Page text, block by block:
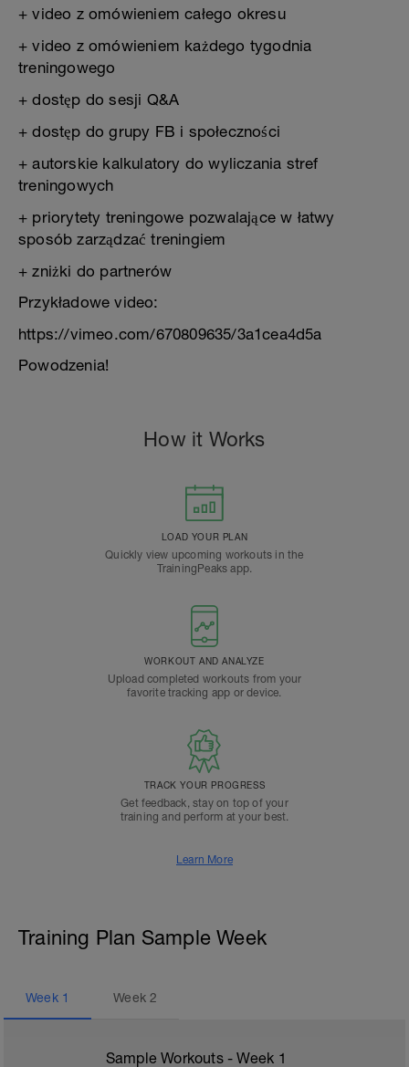
+ video z omówieniem całego okresu
+ video z omówieniem każdego tygodnia
treningowego
+ dostęp do sesji Q&A
+ dostęp do grupy FB i społeczności
+ autorskie kalkulatory do wyliczania stref
treningowych
+ priorytety treningowe pozwalające w łatwy
sposób zarządzać treningiem
+ zniżki do partnerów
Przykładowe video:
https://vimeo.com/670809635/3a1cea4d5a
Powodzenia!
How it Works
LOAD YOUR PLAN
Quickly view upcoming workouts in the
TrainingPeaks app.
WORKOUT AND ANALYZE
Upload completed workouts from your
favorite tracking app or device.
TRACK YOUR PROGRESS
Get feedback, stay on top of your
training and perform at your best.
Learn More
Training Plan Sample Week
Week 1 Week2
Sample Workouts - Week 1